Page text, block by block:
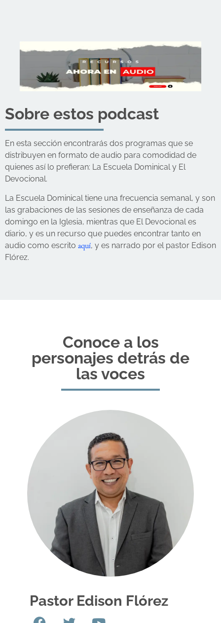
Sobre estos podcast
En esta sección encontrarás dos programas que se
distribuyen en formato de audio para comodidad de
quienes así lo prefieran: La Escuela Dominical y El
Devocional.
La Escuela Dominical tiene una frecuencia semanal, y son
las grabaciones de las sesiones de enseñanza de cada
domingo en la Iglesia, mientras que El Devocional es
diario, y es un recurso que puedes encontrar tanto en
audio como escrito aquí, y es narrado por el pastor Edison
Flórez.
Conoce a los
personajes detrás de
las voces
Pastor Edison Flórez